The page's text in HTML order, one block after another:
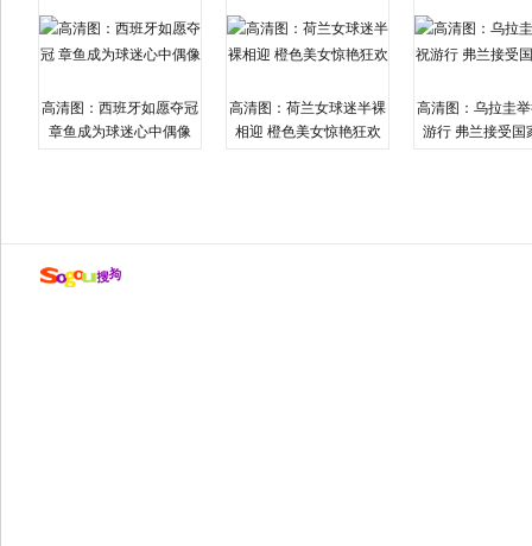
高清图：西班牙如愿夺冠
章鱼成为球迷心中偶像
高清图：荷兰女球迷半裸
相迎 橙色美女惊艳狂欢
高清图：乌拉圭
游行 弗兰接受国